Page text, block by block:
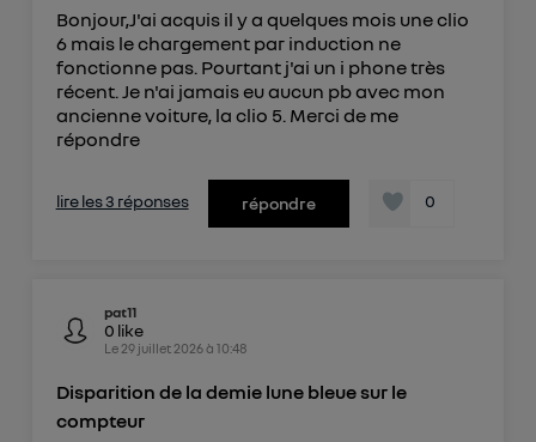
Bonjour,J'ai acquis il y a quelques mois une clio
6 mais le chargement par induction ne
fonctionne pas. Pourtant j'ai un i phone très
récent. Je n'ai jamais eu aucun pb avec mon
ancienne voiture, la clio 5. Merci de me
répondre
lire les 3 réponses répondre 0
pat11
0 like
Le 29 juillet 2026à 10:48
Disparition de la demie lune bleue sur le
compteur
Vous pouvez à tout moment retirer ce
consentement surle portail d’Utiq("
") ou via la page « gérer Utiq » en bas de ce site.
Pour plus d'informations, veuillez consulter
Politique d'information sur les données